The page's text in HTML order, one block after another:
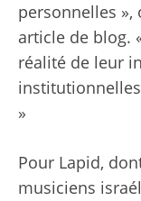
personnelles »,
article de blog.
réalité de leur
»
Pour Lapid,
musiciens